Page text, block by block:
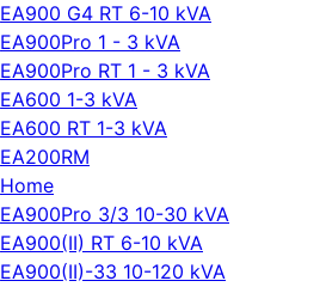
EA900 G4 RT 6-10 kVA
EA900Pro 1 - 3 kVA
EA900Pro RT 1 - 3 kVA
EA600 1-3 kVA
EA600 RT 1-3 kVA
EA200RM
Home
EA900Pro 3/3 10-30 kVA
EA900(II) RT 6-10 kVA
EA900(II)-33 10-120 kVA